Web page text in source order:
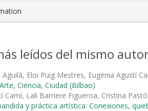
leídos del mismo
Eloi Puig Mestres, Eugènia Agustí
Ciencia, Ciudad (Bilbao)
Camí, Lali Barriere Figueroa, Cristina
y práctica artística: Conexiones,